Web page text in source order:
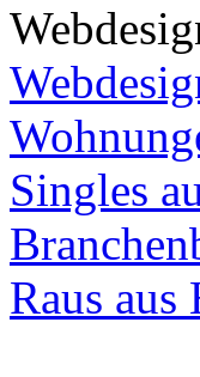
Singles
Raus